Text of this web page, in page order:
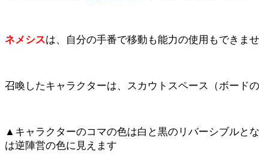
ネメシスは、自分の手番で移動も能力の使用もできま
召喚したキャラクターは、スカウトスペース（ボード
▲キャラクターのコマの色は白と黒のリバーシブルと
は逆陣営の色に見えます